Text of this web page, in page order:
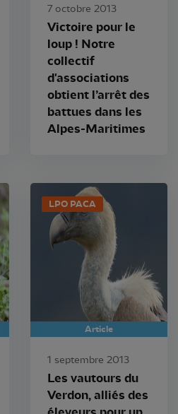
7 octobre 2013
Victoire pour le
loup ! Notre
collectif
d'associations
obtient l’arrêt des
battues dans les
Alpes-Maritimes
LPO PACA
Article
1 septembre 2013
Les vautours du
Verdon, alliés des